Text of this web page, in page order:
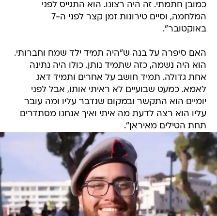
כמובן חתמתי. זה היה רצונו. הוא התגייס לפני
המלחמה, וסיים טירונות זמן קצר לפני ה-7
באוקטובר".
האם סיפרה על בנה ש"היה תמיד ילד שמח וחברותי.
הוא היה נשמה, כזה שתמיד נותן. כולו היה נתינה
אחת גדולה. תמיד חושב על אחרים ותמיד דאג
לאמא. כמעט שבועיים לא ראיתי אותו, אבל לפני
יומיים הוא התקשר ובמקום שנדבר עליו ומה עובר
עליו הוא רצה לדעת מה איתי ואיך אנחנו מסתדרים
תחת הטילים מאיראן".